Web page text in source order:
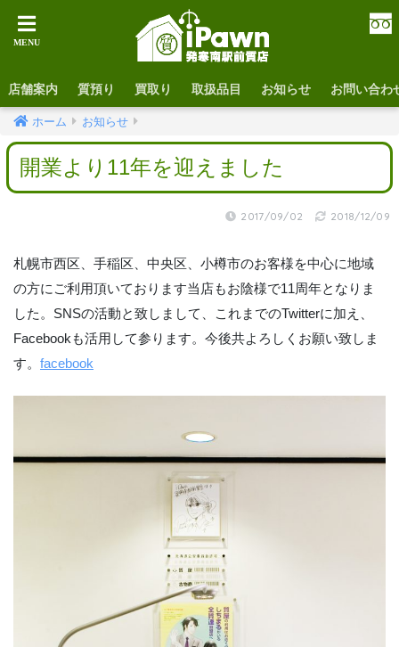
店舗案内 質預り 買取り 取扱品目 お知らせ お問い合わ
ホーム お知らせ
開業より11年を迎えました
2017/09/02 2018/12/09
札幌市西区、手稲区、中央区、小樽市のお客様を中心に地域
の方にご利用頂いております当店もお陰様で11周年となりま
した。SNSの活動と致しまして、これまでのTwitterに加え、
Facebookも活用して参ります。今後共よろしくお願い致しま
す。 facebook